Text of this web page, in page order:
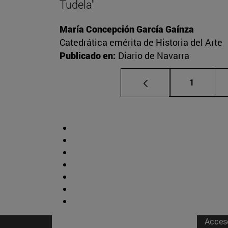
Tudela"
María Concepción García Gaínza
Catedrática emérita de Historia del Arte
Publicado en: Diario de Navarra
Página
1